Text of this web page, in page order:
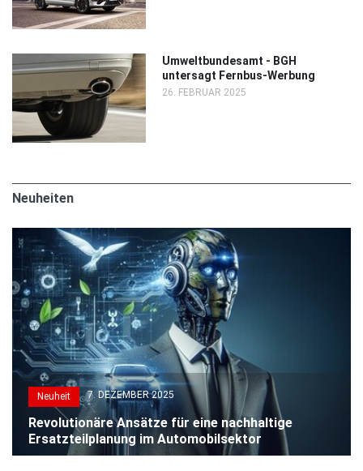
Umweltbundesamt - BGH
untersagt Fernbus-Werbung
26. FEBRUAR 2025
Neuheiten
Neuheit 7. DEZEMBER 2025
Revolutionäre Ansätze für eine nachhaltige
Ersatzteilplanung im Automobilsektor